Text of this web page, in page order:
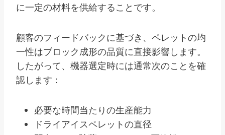
に一定の材料を供給することです。
顧客のフィードバックに基づき、ペレットの均
一性はブロック成形の品質に直接影響します。
したがって、機器選定時には通常次のことを確
認します：
必要な時間当たりの生産能力
ドライアイスペレットの直径